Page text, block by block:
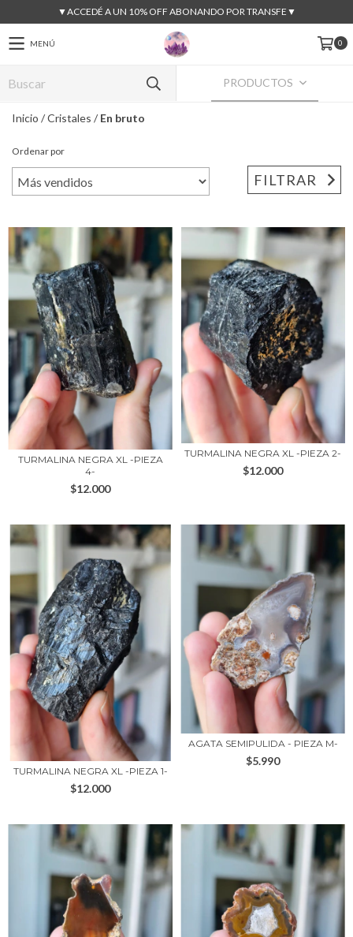
▼ACCEDÉ A UN 10% OFF ABONANDO POR TRANSFE▼
MENÚ 0
PRODUCTOS
Inicio /Cristales / En bruto
Ordenar por
FILTRAR
TURMALINA NEGRA XL -PIEZA
4-
$12.000
TURMALINA NEGRA XL -PIEZA 2-
$12.000
TURMALINA NEGRA XL -PIEZA 1-
$12.000
AGATA SEMIPULIDA - PIEZA M-
$5.990